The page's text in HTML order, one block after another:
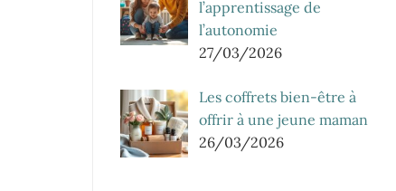
l’apprentissage de
l’autonomie
27/03/2026
Les coffrets bien-être à
offrir à une jeune maman
26/03/2026